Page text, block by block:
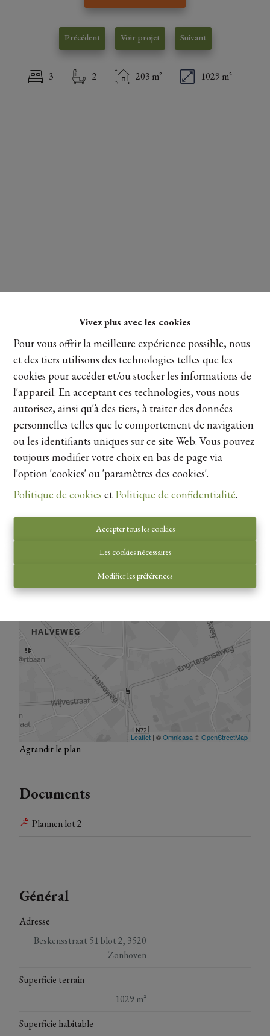
Vivez plus avec les cookies
Pour vous offrir la meilleure expérience possible, nous
et des tiers utilisons des technologies telles que les
cookies pour accéder et/ou stocker les informations de
l'appareil. En acceptant ces technologies, vous nous
autorisez, ainsi qu'à des tiers, à traiter des données
personnelles telles que le comportement de navigation
ou les identifiants uniques sur ce site Web. Vous pouvez
toujours modifier votre choix en bas de page via
l'option 'cookies' ou 'paramètres des cookies'.
Politique de cookies et Politique de confidentialité.
Accepter tous les cookies
Les cookies nécessaires
Modifier les préférences
Précédent Voir projet Suivant
3 2 203 m² 1029 m²
Partager
Vue de la carte
Agrandir le plan
Documents
Plannen lot 2
Général
Adresse
Beskensstraat 51 blot 2, 3520
Zonhoven
Superficie terrain
1029 m²
Superficie habitable